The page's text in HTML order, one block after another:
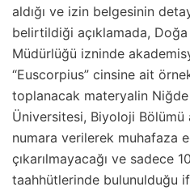
aldığı ve izin belgesinin
belirtildiği açıklamada,
Müdürlüğü izninde
“Euscorpius” cinsine ait
toplanacak materyalin
Üniversitesi, Biyoloji
numara verilerek muhafaza
çıkarılmayacağı ve sadece
taahhütlerinde bulunulduğu